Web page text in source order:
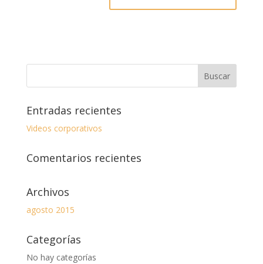
Entradas recientes
Videos corporativos
Comentarios recientes
Archivos
agosto 2015
Categorías
No hay categorías